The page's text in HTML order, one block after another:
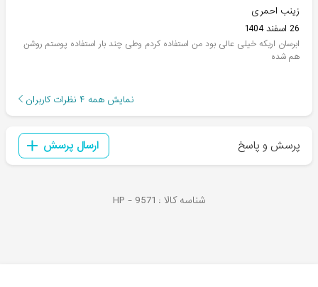
زینب احمری
26 اسفند 1404
ابرسان اریکه خیلی عالی بود من استفاده کردم وطی چند بار استفاده پوستم روشن
هم شده
نمایش همه ۴ نظرات کاربران
پرسش و پاسخ ارسال پرسش
شناسه کالا : HP - 9571